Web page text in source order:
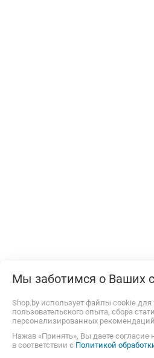
Мы заботимся о Ваших
Shop.by использует файлы cookie
пользовательского опыта, сбора
персонализированных
Нажав «Принять», Вы даете согласие
в соответствии с Политикой